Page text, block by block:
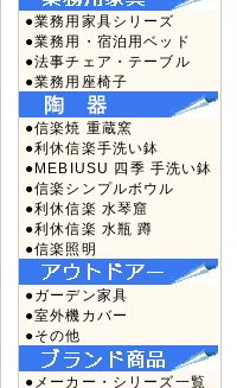
●業務用家具シリーズ
●業務用・宿泊用ベッド
●法事チェア・テーブル
●業務用座椅子
●信楽焼 重蔵窯
●利休信楽手洗い鉢
●MEBIUSU 四季 手洗い鉢
●信楽シンプルボウル
●利休信楽 水琴窟
●利休信楽 水瓶 蹲
●信楽照明
●ガーデン家具
●室外機カバー
●その他
●メーカー・シリーズ一覧